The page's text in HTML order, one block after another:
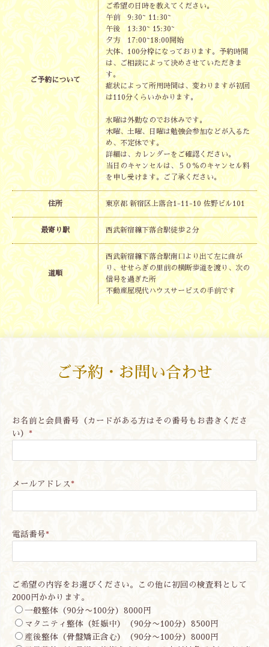
ご予約について
ご希望の日時を教えてください。
午前 9:30~ 11:30~
午後 13:30~ 15:30~
夕方 17:00~18:00開始
大体、100分枠になっております。予約時間
は、ご相談によって決めさせていただきま
す。
症状によって所用時間は、変わりますが初回
は110分くらいかかります。
水曜は外勤なのでお休みです。
木曜、土曜、日曜は勉強会参加などが入るた
め、不定休です。
詳細は、カレンダーをご確認ください。
当日のキャンセルは、５０％のキャンセル料
を申し受けます。ご了承ください。
住所 東京都 新宿区上落合1-11-10 佐野ビル101
最寄り駅 西武新宿線下落合駅徒歩２分
道順
西武新宿線下落合駅南口より出て左に曲が
り、せせらぎの里前の横断歩道を渡り、次の
信号を過ぎた所
不動産屋現代ハウスサービスの手前です
ご予約・お問い合わせ
お名前と会員番号（カードがある方はその番号もお書きくださ
い） *
メールアドレス*
電話番号*
ご希望の内容をお選びください。この他に初回の検査料として
2000円かかります。
一般整体（90分〜100分）8000円
マタニティ整体（妊娠中）（90分〜100分）8500円
産後整体（骨盤矯正含む）（90分〜100分）8000円